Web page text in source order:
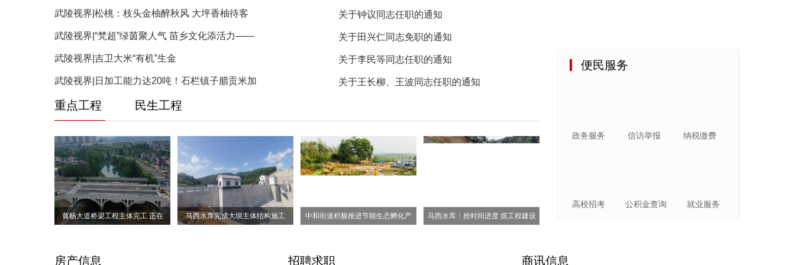
武陵视界|松桃：枝头金柚醉秋风 大坪香柚待客
武陵视界|“梵超”绿茵聚人气 苗乡文化添活力——
武陵视界|吉卫大米“有机”生金
武陵视界|日加工能力达20吨！石栏镇子腊贡米加
关于钟议同志任职的通知
关于田兴仁同志免职的通知
关于李民等同志任职的通知
关于王长柳、王波同志任职的通知
重点工程 民生工程
黄杨大道桥梁工程主体完工 正在 马西水库完成大坝主体结构施工 中和街道积极推进节能生态孵化产 马西水库：抢时间进度 抓工程建设
便民服务
政务服务 信访举报 纳税缴费
高校招考 公积金查询 就业服务
房产信息 招聘求职 商讯信息